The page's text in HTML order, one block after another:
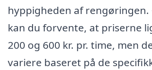
hyppigheden af rengøringen.
kan du forvente, at priserne
200 og 600 kr. pr. time, men
variere baseret på de